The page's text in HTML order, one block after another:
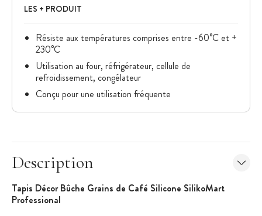
LES + PRODUIT
Résiste aux températures comprises entre -60°C et +
230°C
Utilisation au four, réfrigérateur, cellule de
refroidissement, congélateur
Conçu pour une utilisation fréquente
Description
Tapis Décor Bûche Grains de Café Silicone SilikoMart
Professional